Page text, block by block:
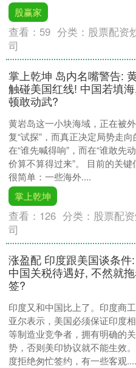
股赢家
查看： 59 分类： 股票配资
司
掌上乾坤 岛内名嘴警告:
触碰美国红线! 中国若填
顿敢动武?
黄岩岛这一小块海域，正在被
复“试探”，而真正决定局势走向
在“谁先喊得响”，而在“谁敢先
价算不算得过来”。 目前的关键
很简单：一些海外....
掌上乾坤
查看： 126 分类： 股票配
司
涨盈配 印度跟美国谈条件
中国关税待遇好, 不然就
签?
印度又和中国比上了。印度商
亚尔表示，美国必须保证印度
等制造业竞争者，拥有明确的
势，否则美印协议就不能生效
度拒绝匆忙签约，有一些客观....